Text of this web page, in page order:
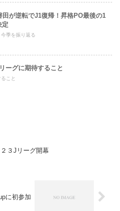
田が逆転でJ1復帰！昇格PO最後の1
定
季を振り返る
ーグに期待すること
こと
２３Jリーグ開幕
に初参加